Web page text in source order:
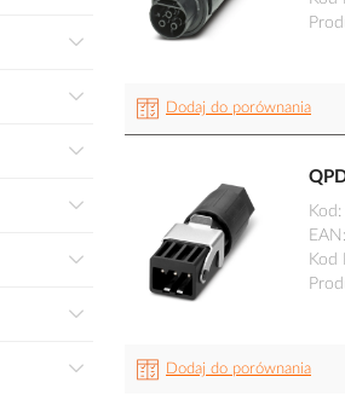
Dodaj do porównania
Kod
EAN
Kod
Dodaj do porównania